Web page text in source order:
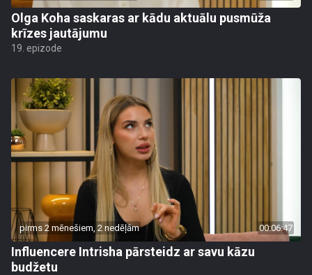
Olga Koha saskaras ar kādu aktuālu pusmūža
krīzes jautājumu
19. epizode
pirms 2 mēnešiem, 2 nedēļām 00:06:47
Influencere Intrisha pārsteidz ar savu kāzu
budžetu